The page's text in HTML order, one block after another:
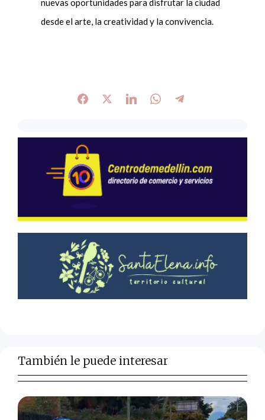
nuevas oportunidades para disfrutar la ciudad
desde el arte, la creatividad y la convivencia.
También le puede interesar